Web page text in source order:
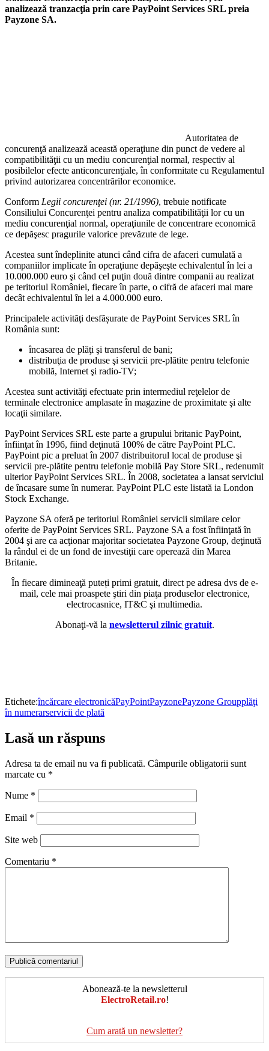
analizează tranzacţia prin care PayPoint Services SRL preia
Payzone SA.
Autoritatea de
concurenţă analizează această operaţiune din punct de vedere al
compatibilităţii cu un mediu concurenţial normal, respectiv al
posibilelor efecte anticoncurenţiale, în conformitate cu Regulamentul
privind autorizarea concentrărilor economice.
Conform Legii concurenţei (nr. 21/1996), trebuie notificate
Consiliului Concurenţei pentru analiza compatibilităţii lor cu un
mediu concurenţial normal, operaţiunile de concentrare economică
ce depăşesc pragurile valorice prevăzute de lege.
Acestea sunt îndeplinite atunci când cifra de afaceri cumulată a
companiilor implicate în operaţiune depăşeşte echivalentul în lei a
10.000.000 euro şi când cel puţin două dintre companii au realizat
pe teritoriul României, fiecare în parte, o cifră de afaceri mai mare
decât echivalentul în lei a 4.000.000 euro.
Principalele activităţi desfășurate de PayPoint Services SRL în
România sunt:
încasarea de plăţi şi transferul de bani;
distribuţia de produse şi servicii pre-plătite pentru telefonie
mobilă, Internet şi radio-TV;
Acestea sunt activităţi efectuate prin intermediul reţelelor de
terminale electronice amplasate în magazine de proximitate şi alte
locaţii similare.
PayPoint Services SRL este parte a grupului britanic PayPoint,
înfiinţat în 1996, fiind deţinută 100% de către PayPoint PLC.
PayPoint pic a preluat în 2007 distribuitorul local de produse şi
servicii pre-plătite pentru telefonie mobilă Pay Store SRL, redenumit
ulterior PayPoint Services SRL. În 2008, societatea a lansat serviciul
de încasare sume în numerar. PayPoint PLC este listată ia London
Stock Exchange.
Payzone SA oferă pe teritoriul României servicii similare celor
oferite de PayPoint Services SRL. Payzone SA a fost înfiinţată în
2004 şi are ca acţionar majoritar societatea Payzone Group, deţinută
la rândul ei de un fond de investiţii care operează din Marea
Britanie.
În fiecare dimineaţă puteți primi gratuit, direct pe adresa dvs de e-
mail, cele mai proaspete ştiri din piaţa produselor electronice,
electrocasnice, IT&C şi multimedia.
Abonaţi-vă la newsletterul zilnic gratuit.
Etichete:încărcare electronicăPayPointPayzonePayzone Groupplăţi
în numerarservicii de plată
Lasă un răspuns
Adresa ta de email nu va fi publicată. Câmpurile obligatorii sunt
marcate cu *
Nume *
Email *
Site web
Comentariu *
Abonează-te la newsletterul
ElectroRetail.ro!
Cum arată un newsletter?